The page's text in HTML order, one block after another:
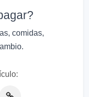
comidas,